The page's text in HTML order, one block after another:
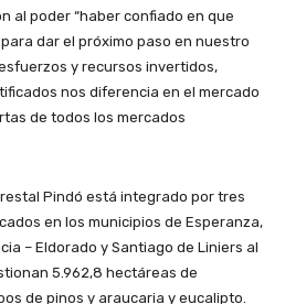
al poder “haber confiado en que
dar el próximo paso en nuestro
y recursos invertidos,
nos diferencia en el mercado
de todos los mercados
Pindó está integrado por tres
en los municipios de Esperanza,
– Eldorado y Santiago de Liniers al
5.962,8 hectáreas de
de pinos y araucaria y eucalipto.